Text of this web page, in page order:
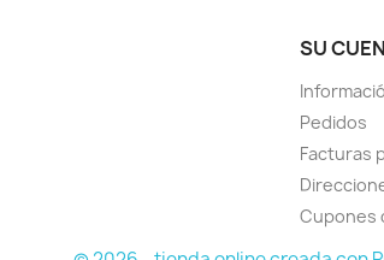
SU
Pedidos
Facturas
Cupones